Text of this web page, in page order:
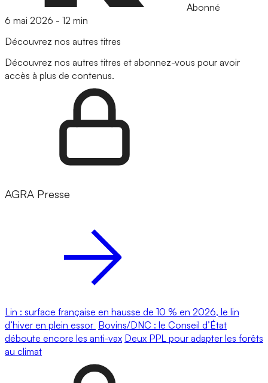
Abonné
6 mai 2026 - 12 min
Découvrez nos autres titres
Découvrez nos autres titres et abonnez-vous pour avoir
accès à plus de contenus.
AGRA Presse
Lin : surface française en hausse de 10 % en 2026, le lin
d’hiver en plein essor Bovins/DNC : le Conseil d’État
déboute encore les anti-vax Deux PPL pour adapter les forêts
au climat